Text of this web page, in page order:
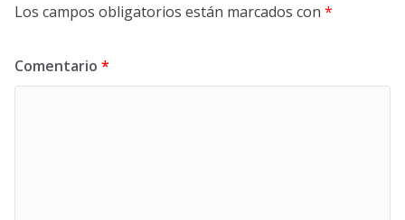
Los campos obligatorios están marcados con *
Comentario *